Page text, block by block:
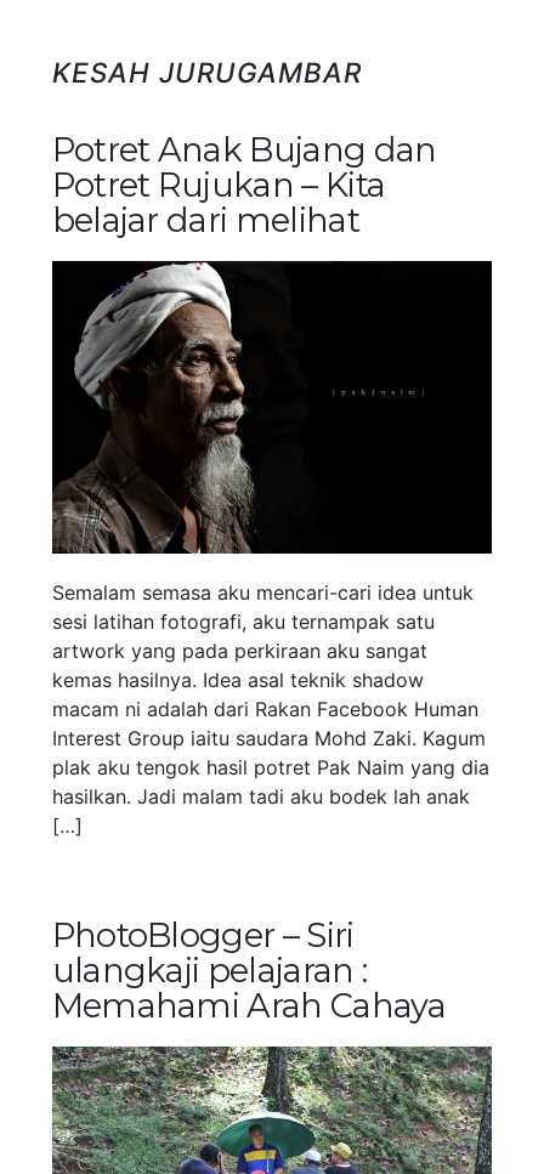
KESAH JURUGAMBAR
Potret Anak Bujang dan
Potret Rujukan – Kita
belajar dari melihat
Semalam semasa aku mencari-cari idea untuk
sesi latihan fotografi, aku ternampak satu
artwork yang pada perkiraan aku sangat
kemas hasilnya. Idea asal teknik shadow
macam ni adalah dari Rakan Facebook Human
Interest Group iaitu saudara Mohd Zaki. Kagum
plak aku tengok hasil potret Pak Naim yang dia
hasilkan. Jadi malam tadi aku bodek lah anak
[…]
PhotoBlogger – Siri
ulangkaji pelajaran :
Memahami Arah Cahaya